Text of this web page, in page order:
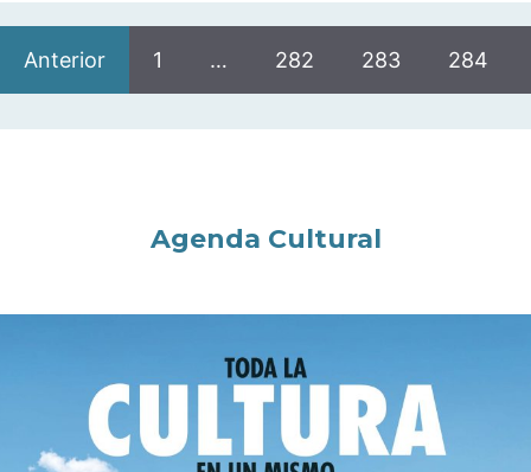
Anterior 1 … 282 283 284
Agenda Cultural